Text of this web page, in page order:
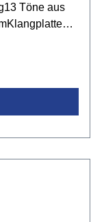
Töne aus
1 Paar